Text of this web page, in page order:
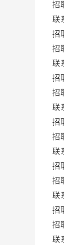
招
联
招
招
联
招
招
联
招
招
联
招
招
联
招
招
联